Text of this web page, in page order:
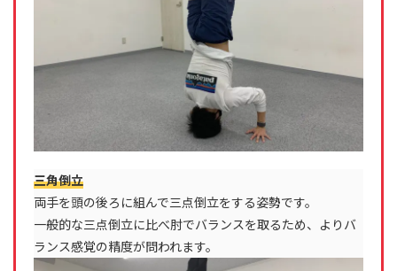
三角倒立
両手を頭の後ろに組んで三点倒立をする姿勢です。
一般的な三点倒立に比べ肘でバランスを取るため、よりバ
ランス感覚の精度が問われます。